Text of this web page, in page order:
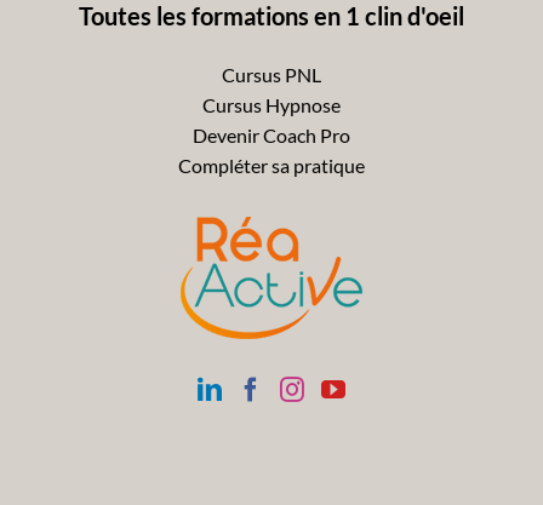
Toutes les formations en 1 clin d'oeil
Cursus PNL
Cursus Hypnose
Devenir Coach Pro
Compléter sa pratique